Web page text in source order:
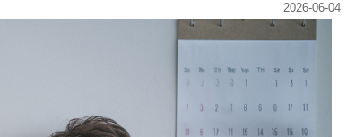
2026-06-04